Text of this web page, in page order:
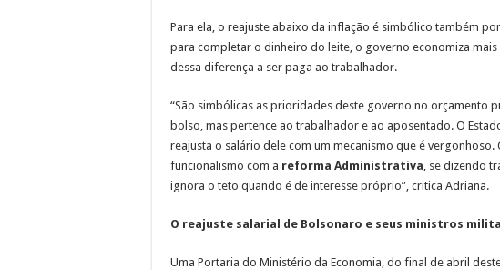
Para ela, o reajuste abaixo da inflação é simbólico também
para completar o dinheiro do leite, o governo economiza mais
dessa diferença a ser paga ao trabalhador.
“São simbólicas as prioridades deste governo no orçamento
bolso, mas pertence ao trabalhador e ao aposentado. O
reajusta o salário dele com um mecanismo que é
funcionalismo com a reforma Administrativa , se dizendo
ignora o teto quando é de interesse próprio”, critica Adriana.
O reajuste salarial de Bolsonaro e seus ministros
Uma Portaria do Ministério da Economia, do final de abril